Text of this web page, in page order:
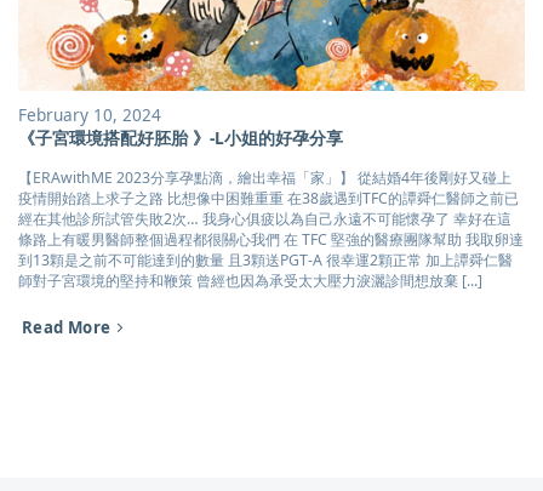
February 10, 2024
《子宮環境搭配好胚胎 》-L小姐的好孕分享
【ERAwithME 2023分享孕點滴，繪出幸福「家」】 從結婚4年後剛好又碰上
疫情開始踏上求子之路 比想像中困難重重 在38歲遇到TFC的譚舜仁醫師之前已
經在其他診所試管失敗2次… 我身心俱疲以為自己永遠不可能懷孕了 幸好在這
條路上有暖男醫師整個過程都很關心我們 在 TFC 堅強的醫療團隊幫助 我取卵達
到13顆是之前不可能達到的數量 且3顆送PGT-A 很幸運2顆正常 加上譚舜仁醫
師對子宮環境的堅持和鞭策 曾經也因為承受太大壓力淚灑診間想放棄 [...]
Read More